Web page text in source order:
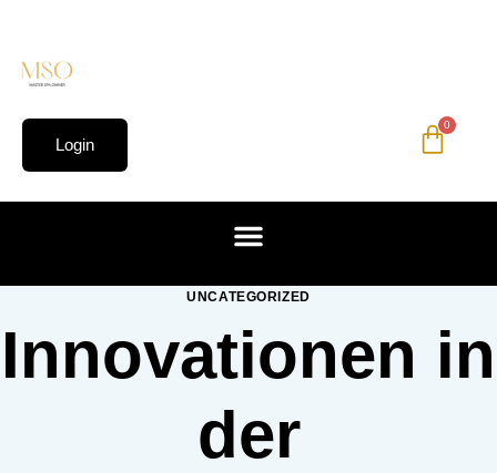
Login
0
UNCATEGORIZED
Innovationen in
der